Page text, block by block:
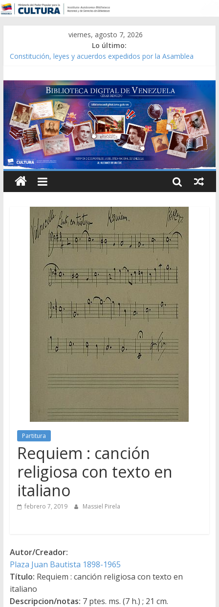
viernes, agosto 7, 2026
Lo último:
Constitución, leyes y acuerdos expedidos por la Asamblea
Modesta Bor Sánchez [material gráfico]
Gaceta Oficial de la República de Venezuela año CXXXIII Mes V,
Caracas 09 de marzo de 2006 N° 38.394
Catálogo temático de obras de Modesta Bor
Partitura
Requiem : canción
religiosa con texto en
italiano
febrero 7, 2019 Massiel Pirela
Autor/Creador:
Plaza Juan Bautista 1898-1965
Título: Requiem : canción religiosa con texto en
italiano
Descripcion/notas: 7 ptes. ms. (7 h.) ; 21 cm.